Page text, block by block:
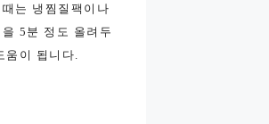
는 냉찜질팩이나
5분 정도 올려두
움이 됩니다.